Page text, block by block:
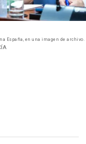
España, en una imagen de archivo.